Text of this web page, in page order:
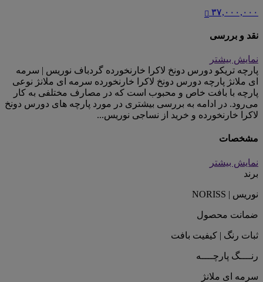
۳۷,۰۰۰,۰۰۰
نقد و بررسی
نمایش بیشتر
پارچه تریکو دورس دونخ لاکرا خارنخورده گردباف نوریس | سرمه
ای ملانژ پارچه دورس دونخ لاکرا خارنخورده سرمه ای ملانژ نوعی
پارچه با بافت خاص و محبوب است که در مصارف مختلفی به کار
می‌رود. در ادامه به بررسی بیشتری در مورد پارچه های دورس دونخ
لاکرا خارنخورده و خرید از نساجی نوریس...
مشخصات
نمایش بیشتر
برند
نوریس | NORISS
ضمانت محصول
ثبات رنگ | کیفیت بافت
رنــــگ پارچــــه
سرمه ای ملانژ